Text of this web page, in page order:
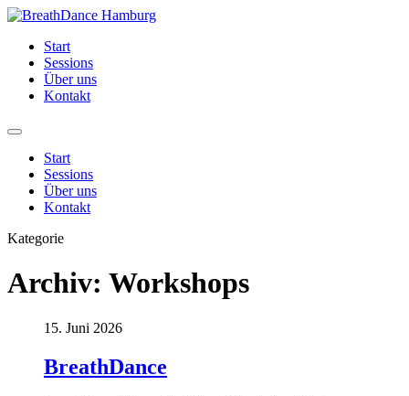
Zum
springenStart
Sessions
Über uns
Kontakt
Start
Sessions
Über uns
Kontakt
Kategorie
Archiv: Workshops
15. Juni 2026
BreathDance